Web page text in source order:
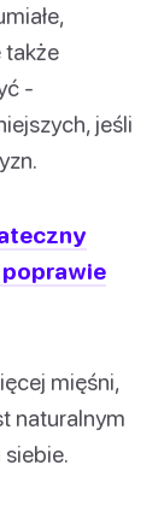
także
-
jeśli
mięśni,
naturalnym